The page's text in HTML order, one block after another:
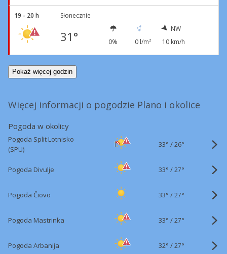
19 - 20 h Słonecznie
31° 0% 0 l/m²
NW
10 km/h
Pokaż więcej godzin
Więcej informacji o pogodzie Plano i okolice
Pogoda w okolicy
Pogoda Split Lotnisko
(SPU)
33° /26°
Pogoda Divulje 33° /27°
Pogoda Čiovo 33° /27°
Pogoda Mastrinka 33° /27°
Pogoda Arbanija 32° /27°